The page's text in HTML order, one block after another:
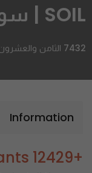
SOIL | سويل
7432 الثامن والعشرون، العزيزية، الدمام 32424 3916، السعودية
Information
+12429 Restaurants